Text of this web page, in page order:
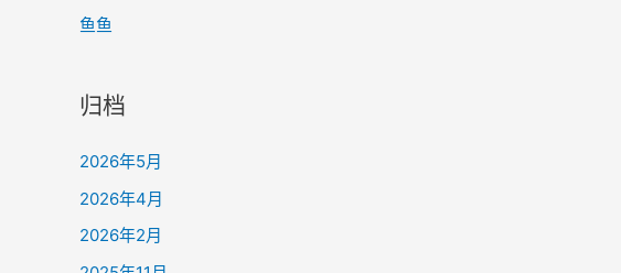
鱼鱼
归档
2026年5月
2026年4月
2026年2月